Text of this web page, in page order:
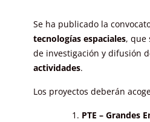
Se ha publicado la
tecnologías espaciales, que
de investigación y difusión
actividades.
Los proyectos deberán
PTE – Grandes